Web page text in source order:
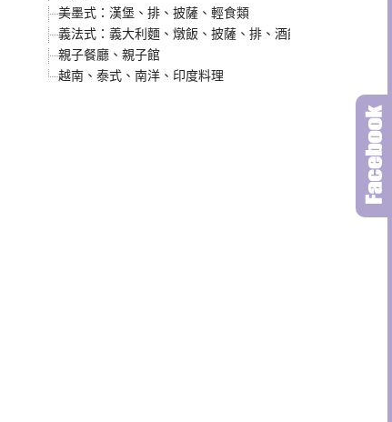
美墨式：漢堡、排、披薩、輕食類
義法式：義大利麵、燉飯、披薩、排、酒館類
親子餐廳、親子館
越南、泰式、南洋、印度料理